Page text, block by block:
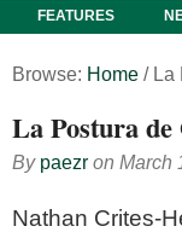
FEATURES
Browse: Home / La
La Postura
By paezr on March
Nathan Crites-